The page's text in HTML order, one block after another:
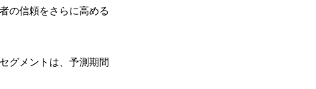
の信頼をさらに高める
グメントは、予測期間